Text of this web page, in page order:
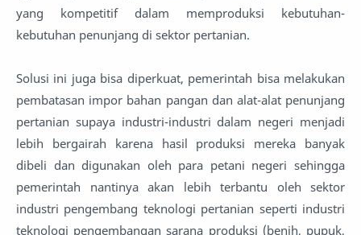
yang kompetitif dalam memproduksi kebutuhan-
kebutuhan penunjang di sektor pertanian.
Solusi ini juga bisa diperkuat, pemerintah bisa melakukan
pembatasan impor bahan pangan dan alat-alat penunjang
pertanian supaya industri-industri dalam negeri menjadi
lebih bergairah karena hasil produksi mereka banyak
dibeli dan digunakan oleh para petani negeri sehingga
pemerintah nantinya akan lebih terbantu oleh sektor
industri pengembang teknologi pertanian seperti industri
teknologi pengembangan sarana produksi (benih, pupuk,